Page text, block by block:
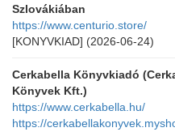
Szlovákiában
https://www.centurio.store/
[KONYVKIAD] (2026-06-24)
Cerkabella Könyvkiadó
Könyvek Kft.)
https://www.cerkabella.hu/
https://